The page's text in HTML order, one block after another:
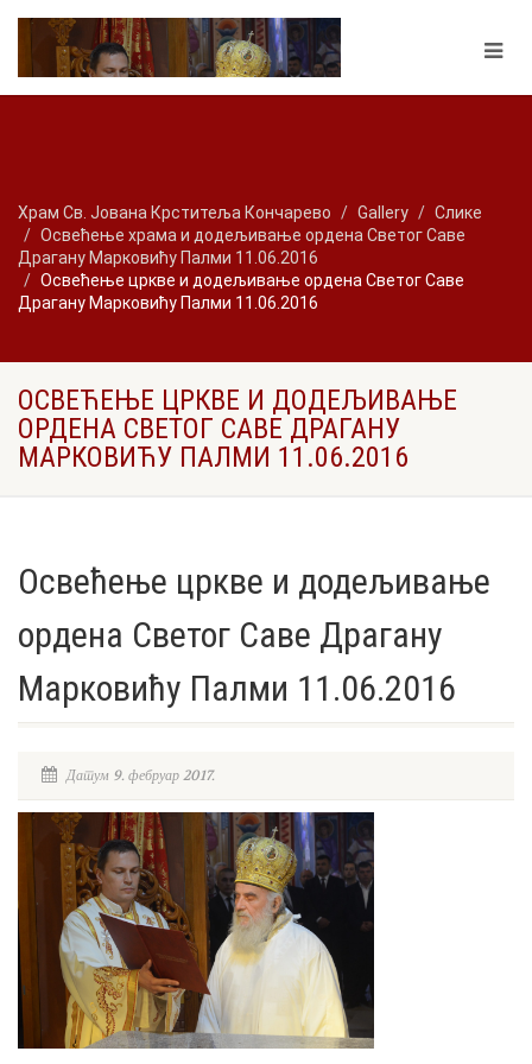
Храм Св. Јована Крститеља Кончарево Gallery
Слике
Освећење храма и додељивање ордена Светог Саве
Драгану Марковићу Палми 11.06.2016
Освећење цркве и додељивање ордена Светог Саве
Драгану Марковићу Палми 11.06.2016
ОСВЕЋЕЊЕ ЦРКВЕ И ДОДЕЉИВАЊЕ
ОРДЕНА СВЕТОГ САВЕ ДРАГАНУ
МАРКОВИЋУ ПАЛМИ 11.06.2016
Освећење цркве и додељивање
ордена Светог Саве Драгану
Марковићу Палми 11.06.2016
Датум 9. фебруар 2017.